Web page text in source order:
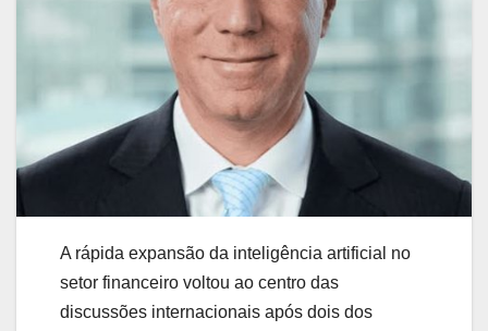
A rápida expansão da inteligência artificial no
setor financeiro voltou ao centro das
discussões internacionais após dois dos